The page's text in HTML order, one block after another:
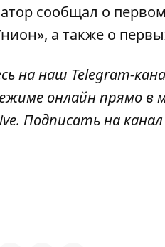
сообщал о
, а также о
на наш Telegram-
онлайн прямо в
. Подписать на